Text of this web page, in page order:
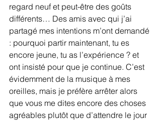
regard neuf et peut-être des goûts
différents… Des amis avec qui j’ai
partagé mes intentions m’ont demandé
: pourquoi partir maintenant, tu es
encore jeune, tu as l’expérience ? et
ont insisté pour que je continue. C’est
évidemment de la musique à mes
oreilles, mais je préfère arrêter alors
que vous me dites encore des choses
agréables plutôt que d’attendre le jour